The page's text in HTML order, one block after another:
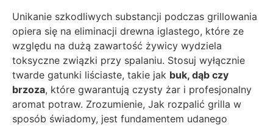
Unikanie szkodliwych substancji podczas grillowania
opiera się na eliminacji drewna iglastego, które ze
względu na dużą zawartość żywicy wydziela
toksyczne związki przy spalaniu. Stosuj wyłącznie
twarde gatunki liściaste, takie jak buk, dąb czy
brzoza, które gwarantują czysty żar i profesjonalny
aromat potraw. Zrozumienie, Jak rozpalić grilla w
sposób świadomy, jest fundamentem udanego